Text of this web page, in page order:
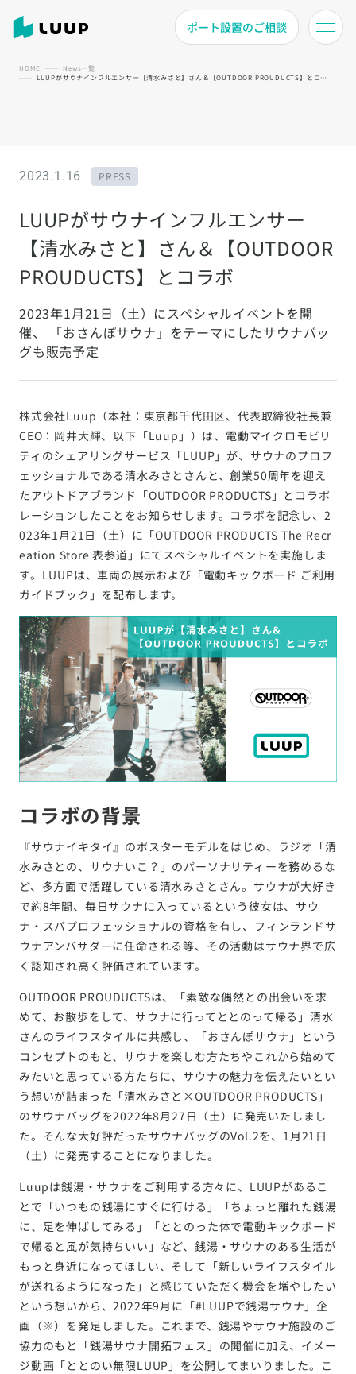
ポート設置のご相談
HOME
News一覧
LUUPがサウナインフルエンサー【清水みさと】さん＆【OUTDOOR PROUDUCTS】とコラボ
2023.1.16 PRESS
LUUPがサウナインフルエンサー
【清水みさと】さん＆【OUTDOOR
PROUDUCTS】とコラボ
2023年1月21日（土）にスペシャルイベントを開
催、 「おさんぽサウナ」をテーマにしたサウナバッ
グも販売予定
株式会社Luup（本社：東京都千代田区、代表取締役社長兼
CEO：岡井大輝、以下「Luup」）は、電動マイクロモビリ
ティのシェアリングサービス「LUUP」が、サウナのプロフ
ェッショナルである清水みさとさんと、創業50周年を迎え
たアウトドアブランド「OUTDOOR PRODUCTS」とコラボ
レーションしたことをお知らせします。コラボを記念し、2
023年1月21日（土）に「OUTDOOR PRODUCTS The Recr
eation Store 表参道」にてスペシャルイベントを実施しま
す。LUUPは、車両の展示および「電動キックボード ご利用
ガイドブック」を配布します。
コラボの背景
『サウナイキタイ』のポスターモデルをはじめ、ラジオ「清
水みさとの、サウナいこ？」のパーソナリティーを務めるな
ど、多方面で活躍している清水みさとさん。サウナが大好き
で約8年間、毎日サウナに入っているという彼女は、サウ
ナ・スパプロフェッショナルの資格を有し、フィンランドサ
ウナアンバサダーに任命される等、その活動はサウナ界で広
く認知され高く評価されています。
OUTDOOR PROUDUCTSは、「素敵な偶然との出会いを求
めて、お散歩をして、サウナに行ってととのって帰る」清水
さんのライフスタイルに共感し、「おさんぽサウナ」という
コンセプトのもと、サウナを楽しむ方たちやこれから始めて
みたいと思っている方たちに、サウナの魅力を伝えたいとい
う想いが詰まった「清水みさと×OUTDOOR PRODUCTS」
のサウナバッグを2022年8月27日（土）に発売いたしまし
た。そんな大好評だったサウナバッグのVol.2を、1月21日
（土）に発売することになりました。
Luupは銭湯・サウナをご利用する方々に、LUUPがあるこ
とで「いつもの銭湯にすぐに行ける」「ちょっと離れた銭湯
に、足を伸ばしてみる」「ととのった体で電動キックボード
で帰ると風が気持ちいい」など、銭湯・サウナのある生活が
もっと身近になってほしい、そして「新しいライフスタイル
が送れるようになった」と感じていただく機会を増やしたい
という想いから、2022年9月に「#LUUPで銭湯サウナ」企
画（※）を発足しました。これまで、銭湯やサウナ施設のご
協力のもと「銭湯サウナ開拓フェス」の開催に加え、イメー
ジ動画「ととのい無限LUUP」を公開してまいりました。こ